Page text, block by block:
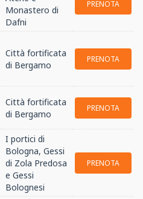
Monastero di
Dafni
PRENOTA
Città fortificata
di Bergamo
PRENOTA
Città fortificata
di Bergamo
PRENOTA
I portici di
Bologna, Gessi
di Zola Predosa
e Gessi
Bolognesi
PRENOTA